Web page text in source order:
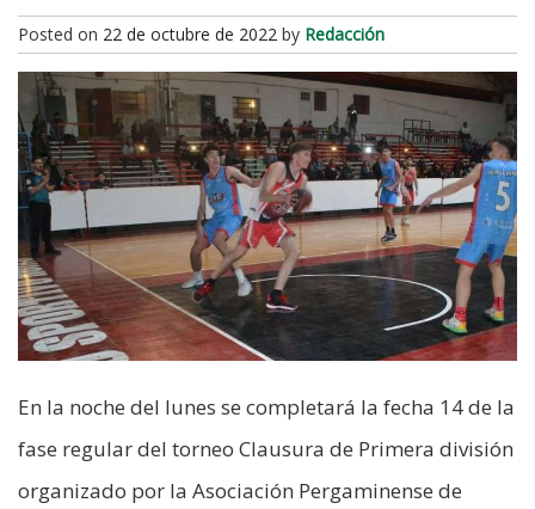
Posted on 22 de octubre de 2022 by Redacción
En la noche del lunes se completará la fecha 14 de la
fase regular del torneo Clausura de Primera división
organizado por la Asociación Pergaminense de